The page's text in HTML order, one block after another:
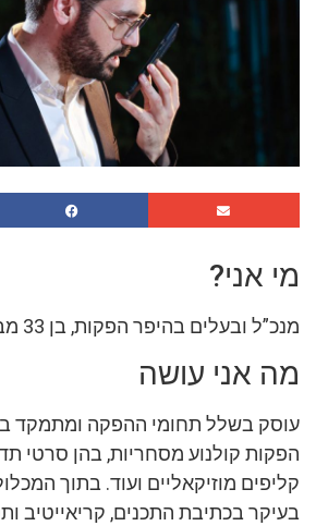
מי אני?
מנכ”ל ובעלים בהיפר הפקות, בן 33 מבני ברק.
מה אני עושה
עוסק בשלל תחומי ההפקה ומתמקד
הפקות קולנוע מסחריות, בהן סרטי
קליפים מוזיקאליים ועוד. בתוך
בעיקר בכתיבת התכנים, קריאייטיב